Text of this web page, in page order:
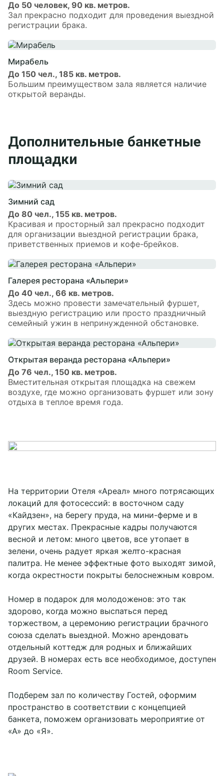
До 50 человек, 90 кв. метров.
Зал прекрасно подходит для проведения выездной
регистрации брака.
Мирабель
До 150 чел., 185 кв. метров.
Большим преимуществом зала является наличие
открытой веранды.
Дополнительные банкетные
площадки
Зимний сад
До 80 чел., 155 кв. метров.
Красивая и просторный зал прекрасно подходит
для организации выездной регистрации брака,
приветственных приемов и кофе-брейков.
Галерея ресторана «Альпери»
До 40 чел., 66 кв. метров.
Здесь можно провести замечательный фуршет,
выездную регистрацию или просто праздничный
семейный ужин в непринужденной обстановке.
Открытая веранда ресторана «Альпери»
До 76 чел., 150 кв. метров.
Вместительная открытая площадка на свежем
воздухе, где можно организовать фуршет или зону
отдыха в теплое время года.
На территории Отеля «Ареал» много потрясающих
локаций для фотосессий: в восточном саду
«Кайдзен», на берегу пруда, на мини-ферме и в
других местах. Прекрасные кадры получаются
весной и летом: много цветов, все утопает в
зелени, очень радует яркая желто-красная
палитра. Не менее эффектные фото выходят зимой,
когда окрестности покрыты белоснежным ковром.
Номер в подарок для молодоженов: это так
здорово, когда можно выспаться перед
торжеством, а церемонию регистрации брачного
союза сделать выездной. Можно арендовать
отдельный коттедж для родных и ближайших
друзей. В номерах есть все необходимое, доступен
Room Service.
Подберем зал по количеству Гостей, оформим
пространство в соответствии с концепцией
банкета, поможем организовать мероприятие от
«А» до «Я».